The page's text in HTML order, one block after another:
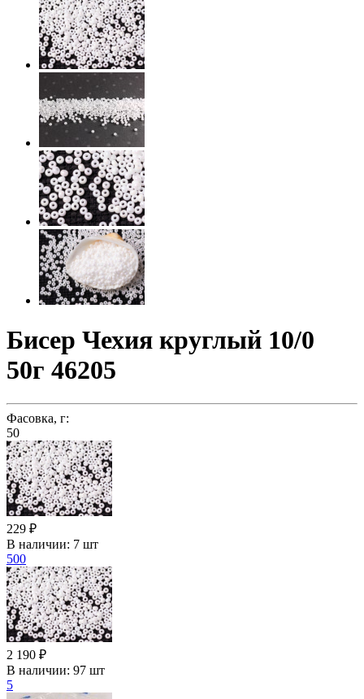
Бисер Чехия круглый 10/0
50г 46205
Фасовка, г:
50
229 ₽
В наличии: 7 шт
500
2 190 ₽
В наличии: 97 шт
5